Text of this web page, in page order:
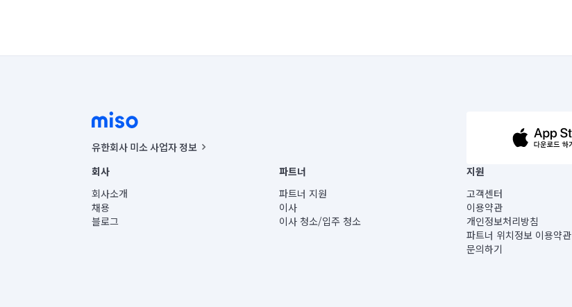
유한회사 미소 사업자 정보
사업자등록번호 : 291-87-00271 | 인허가번호 : 2016-3220163-14-5-00019 |
통신판매신고번호 : 2024-서울종로-1400(공정거래위원회 정보) |
대표이사 : CHING VICTOR COLUMBIA RHEE
주소 | 본사: 서울특별시 종로구 율곡로 6(중학동, 트윈트리빌딩) B동 5층
컨택센터 : 서울특별시 종로구 수송동 율곡로 24, 7층, 8층 미소
회사
회사소개
채용
블로그
파트너
파트너 지원
이사
이사 청소/입주 청소
지원
고객센터
이용약관
개인정보처리방침
파트너 위치정보 이용약관
문의하기